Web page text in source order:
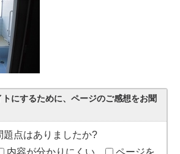
にするために、ページのご感想をお聞
題点はありましたか?
内容が分かりにくい
ページを